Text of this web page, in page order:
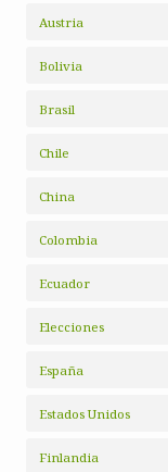
Austria
Bolivia
Brasil
Chile
China
Colombia
Ecuador
Elecciones
España
Estados Unidos
Finlandia